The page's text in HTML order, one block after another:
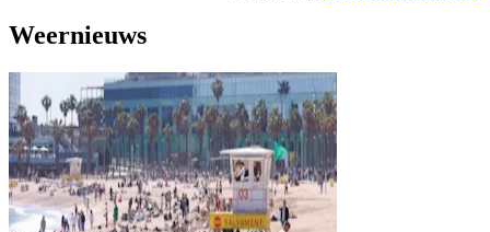
Weernieuws